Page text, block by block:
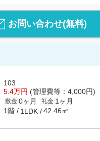
お問い合わせ(無料)
103
5.4万円 (管理費等：4,000円)
敷金 0ヶ月 礼金 1ヶ月
1階 1LDK 42.46㎡